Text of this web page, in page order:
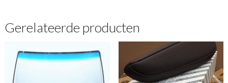
Gerelateerde producten